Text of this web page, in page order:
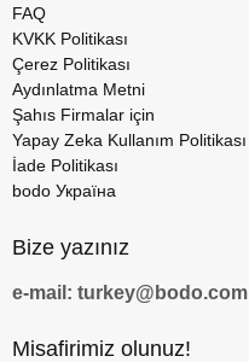
FAQ
KVKK Politikası
Çerez Politikası
Aydınlatma Metni
Şahıs Firmalar için
Yapay Zeka Kullanım Politikası
İade Politikası
bodo Україна
Bize yazınız
e-mail: turkey@bodo.com
Misafirimiz olunuz!